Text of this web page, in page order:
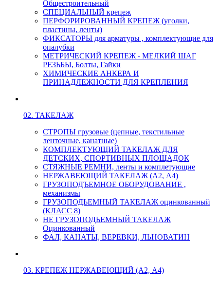
Общестроительный
СПЕЦИАЛЬНЫЙ крепеж
ПЕРФОРИРОВАННЫЙ КРЕПЕЖ (уголки,
пластины, ленты)
ФИКСАТОРЫ для арматуры , комплектующие для
опалубки
МЕТРИЧЕСКИЙ КРЕПЕЖ - МЕЛКИЙ ШАГ
РЕЗЬБЫ, Болты, Гайки
ХИМИЧЕСКИЕ АНКЕРА И
ПРИНАДЛЕЖНОСТИ ДЛЯ КРЕПЛЕНИЯ
02. ТАКЕЛАЖ
СТРОПЫ грузовые (цепные, текстильные
ленточные, канатные)
КОМПЛЕКТУЮЩИЙ ТАКЕЛАЖ ДЛЯ
ДЕТСКИХ, СПОРТИВНЫХ ПЛОЩАДОК
СТЯЖНЫЕ РЕМНИ, ленты и комплетующие
НЕРЖАВЕЮЩИЙ ТАКЕЛАЖ (А2, А4)
ГРУЗОПОДЪЕМНОЕ ОБОРУДОВАНИЕ ,
механизмы
ГРУЗОПОДЬЕМНЫЙ ТАКЕЛАЖ оцинкованный
(КЛАСС 8)
НЕ ГРУЗОПОДЬЕМНЫЙ ТАКЕЛАЖ
Оцинкованный
ФАЛ, КАНАТЫ, ВЕРЕВКИ, ЛЬНОВАТИН
03. КРЕПЕЖ НЕРЖАВЕЮЩИЙ (А2, А4)